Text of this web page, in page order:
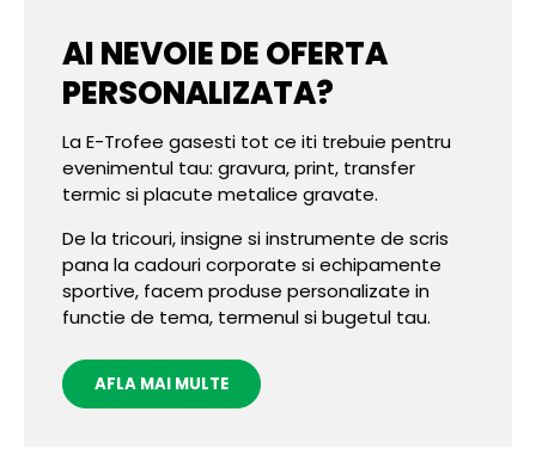
AI NEVOIE DE OFERTA
PERSONALIZATA?
La E-Trofee gasesti tot ce iti trebuie pentru
evenimentul tau: gravura, print, transfer
termic si placute metalice gravate.
De la tricouri, insigne si instrumente de scris
pana la cadouri corporate si echipamente
sportive, facem produse personalizate in
functie de tema, termenul si bugetul tau.
AFLA MAI MULTE